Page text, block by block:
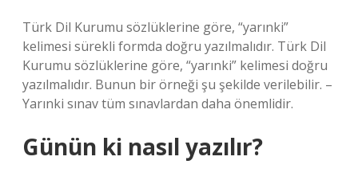
Türk Dil Kurumu sözlüklerine göre, “yarınki”
kelimesi sürekli formda doğru yazılmalıdır. Türk Dil
Kurumu sözlüklerine göre, “yarınki” kelimesi doğru
yazılmalıdır. Bunun bir örneği şu şekilde verilebilir. –
Yarınki sınav tüm sınavlardan daha önemlidir.
Günün ki nasıl yazılır?